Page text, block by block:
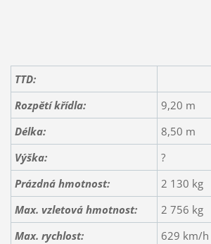
TTD:
Rozpětí křídla:
9,20 m
Délka:
8,50 m
Výška:
?
Prázdná hmotnost:
2 130 kg
Max. vzletová hmotnost:
2 756 kg
Max. rychlost:
629 km/h